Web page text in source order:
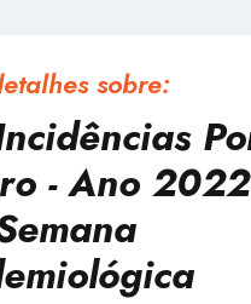
sobre:
- Ano